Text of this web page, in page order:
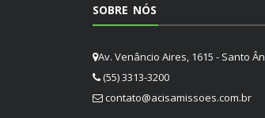
SOBRE NÓS
Av. Venâncio Aires, 1615 - Santo
(55) 3313-3200
contato@acisamissoes.com.br